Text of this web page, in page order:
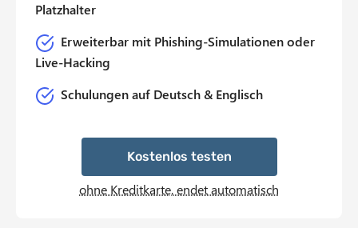
Platzhalter
Erweiterbar mit Phishing-Simulationen oder
Live-Hacking
Schulungen auf Deutsch & Englisch
Kostenlos testen
ohne Kreditkarte, endet automatisch